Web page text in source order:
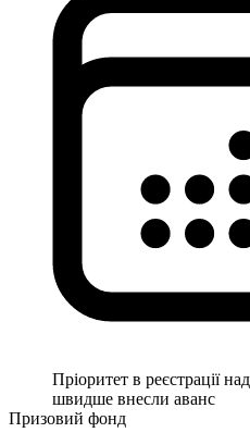
Пріоритет в реєстрації
швидше внесли аванс
Призовий фонд